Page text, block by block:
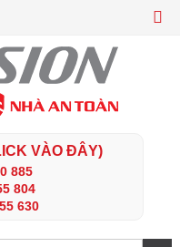
VÀO ĐÂY)
885
804
630